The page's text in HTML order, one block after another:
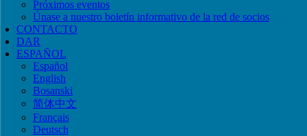
Próximos eventos
Únase a nuestro boletín informativo de la red de socios
CONTACTO
DAR
ESPAÑOL
Español
English
Bosanski
简体中文
Français
Deutsch